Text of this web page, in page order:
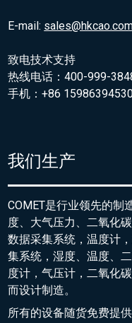
E-mail:
致电技术支持
热线电话：400-999-
手机：+86
我们生产
COMET是行业领先的制
度、大气压力、二氧化
数据采集系统，温度计
集系统，湿度、温度、
度计，气压计，二氧化
而设计制造。
所有的设备随货免费提